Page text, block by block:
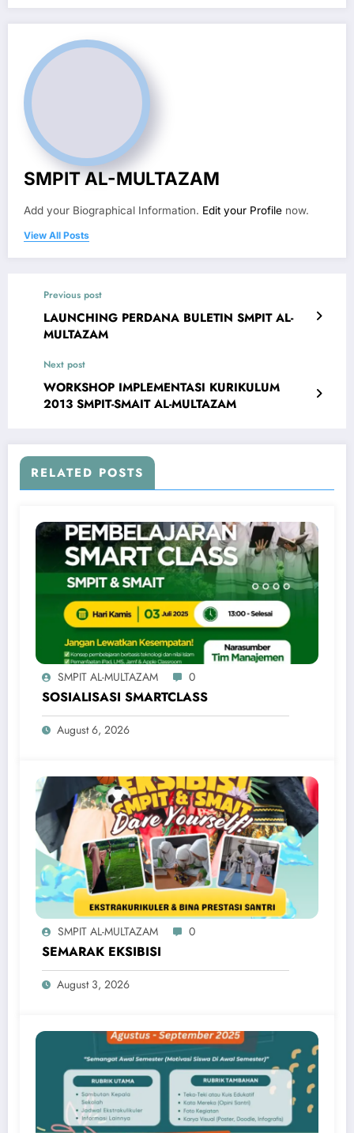
SMPIT AL-MULTAZAM
Add your Biographical Information. Edit your Profile now.
View All Posts
Previous post
LAUNCHING PERDANA BULETIN SMPIT AL-
MULTAZAM
Next post
WORKSHOP IMPLEMENTASI KURIKULUM
2013 SMPIT-SMAIT AL-MULTAZAM
RELATED POSTS
SMPIT AL-MULTAZAM 0
SOSIALISASI SMARTCLASS
August 6, 2026
SMPIT AL-MULTAZAM 0
SEMARAK EKSIBISI
August 3, 2026